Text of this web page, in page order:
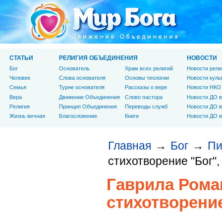
Главная → Бог →
стихотворение "Бог",
Гаврила
СТАТЬИ
Бог
Человек
Cемья
Вера
Религия
Жизнь вечная
РЕЛИГИЯ ОБЪЕДИНЕНИЯ
Основатель
Слова основателя
Турне основателя
Движение Объединения
Принцип Объединения
Благословение
Храм всех религий
Основы теологии
Рассказы о вере
Слово пастора
Переводы служб
Книги
НОВОСТИ
Новости
Новости
Новости НКО
Новости ДО
Новости ДО
Новости ДО